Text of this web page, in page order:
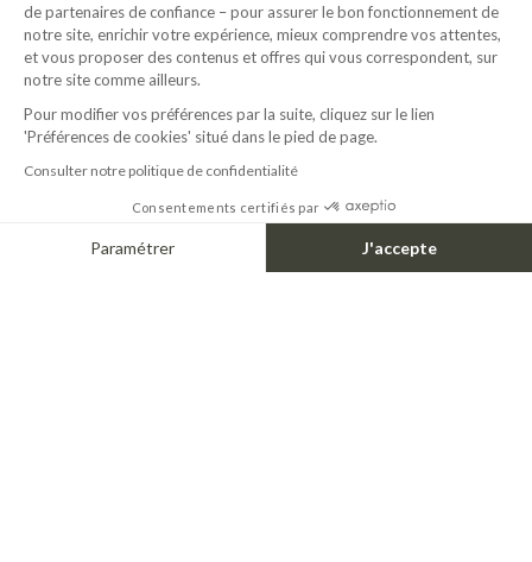
de partenaires de confiance – pour assurer le bon fonctionnement de
notre site, enrichir votre expérience, mieux comprendre vos attentes,
et vous proposer des contenus et offres qui vous correspondent, sur
notre site comme ailleurs.
Pour modifier vos préférences par la suite, cliquez sur le lien
'Préférences de cookies' situé dans le pied de page.
Consulter notre politique de confidentialité
Consentements certifiés par
Paramétrer J'accepte